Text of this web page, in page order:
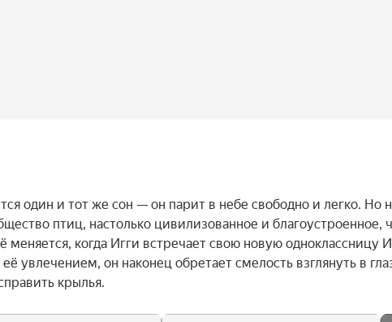
один и тот же сон — он парит в небе свободно и легко. Но
птиц, настолько цивилизованное и благоустроенное,
меняется, когда Игги встречает свою новую одноклассницу
увлечением, он наконец обретает смелость взглянуть в
крылья.